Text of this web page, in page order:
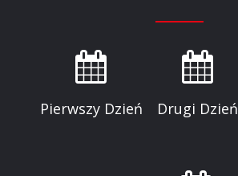
Pierwszy Dzień Drugi Dzień